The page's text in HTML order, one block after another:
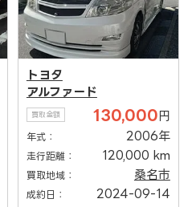
トヨタ
アルファード
買取金額 130,000 円
年式： 2006年
走行距離： 120,000 km
買取地域： 桑名市
成約日： 2024-09-14